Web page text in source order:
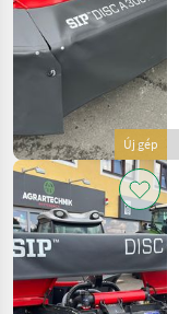
ÚTVONAL
Mezőgazdasági
gépek/eszközök
Szalastakarmany
Betakaritok
Kasza
Sip
KATEGÓRIA
KIVÁLASZTÁSA
SIP
Új gép